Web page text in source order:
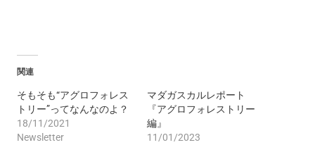
関連
そもそも“アグロフォレス
トリー”ってなんなのよ？
18/11/2021
Newsletter
マダガスカルレポート
『アグロフォレストリー
編』
11/01/2023